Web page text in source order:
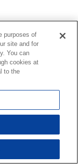
purposes of
site and for
You can
cookies at
to the